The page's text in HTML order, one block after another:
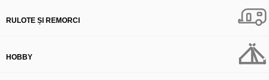
RULOTE ȘI REMORCI
HOBBY